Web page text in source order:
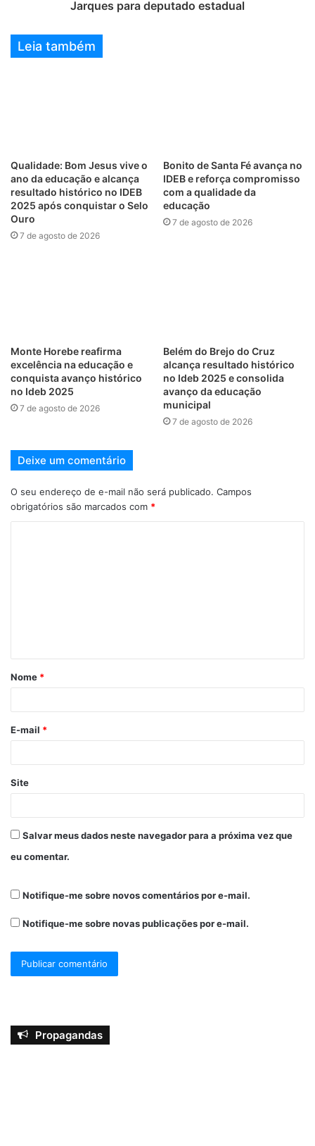
Jarques para deputado estadual
Leia também
Qualidade: Bom Jesus vive o
ano da educação e alcança
resultado histórico no IDEB
2025 após conquistar o Selo
Ouro
7 de agosto de 2026
Bonito de Santa Fé avança no
IDEB e reforça compromisso
com a qualidade da
educação
7 de agosto de 2026
Monte Horebe reafirma
excelência na educação e
conquista avanço histórico
no Ideb 2025
7 de agosto de 2026
Belém do Brejo do Cruz
alcança resultado histórico
no Ideb 2025 e consolida
avanço da educação
municipal
7 de agosto de 2026
Deixe um comentário
O seu endereço de e-mail não será publicado. Campos
obrigatórios são marcados com *
Nome *
E-mail *
Site
Salvar meus dados neste navegador para a próxima vez que
eu comentar.
Notifique-me sobre novos comentários por e-mail.
Notifique-me sobre novas publicações por e-mail.
Propagandas